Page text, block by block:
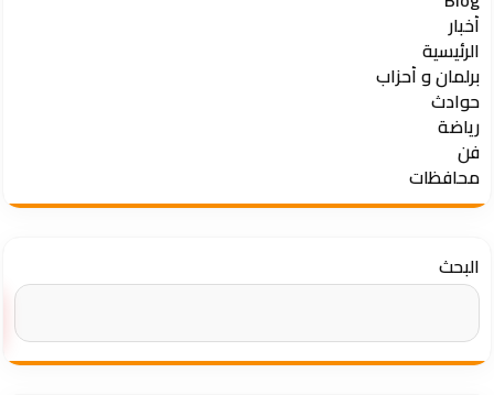
أخبار
الرئيسية
برلمان و أحزاب
حوادث
رياضة
فن
محافظات
البحث